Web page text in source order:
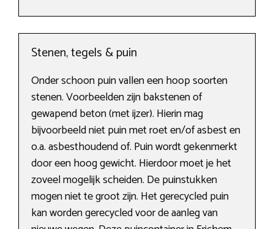
Stenen, tegels & puin
Onder schoon puin vallen een hoop soorten
stenen. Voorbeelden zijn bakstenen of
gewapend beton (met ijzer). Hierin mag
bijvoorbeeld niet puin met roet en/of asbest en
o.a. asbesthoudend of. Puin wordt gekenmerkt
door een hoog gewicht. Hierdoor moet je het
zoveel mogelijk scheiden. De puinstukken
mogen niet te groot zijn. Het gerecycled puin
kan worden gerecycled voor de aanleg van